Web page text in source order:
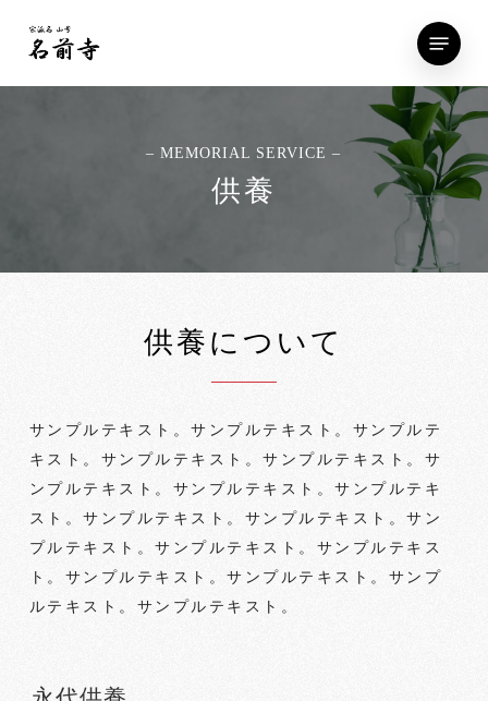
Menu
– MEMORIAL SERVICE –
供養
供養について
サンプルテキスト。サンプルテキスト。サンプルテ
キスト。サンプルテキスト。サンプルテキスト。サ
ンプルテキスト。サンプルテキスト。サンプルテキ
スト。サンプルテキスト。サンプルテキスト。サン
プルテキスト。サンプルテキスト。サンプルテキス
ト。サンプルテキスト。サンプルテキスト。サンプ
ルテキスト。サンプルテキスト。